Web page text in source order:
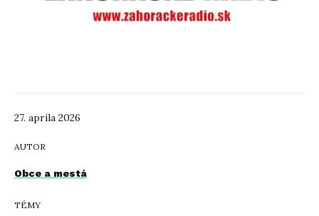
27. apríla 2026
AUTOR
Obce a mestá
TÉMY